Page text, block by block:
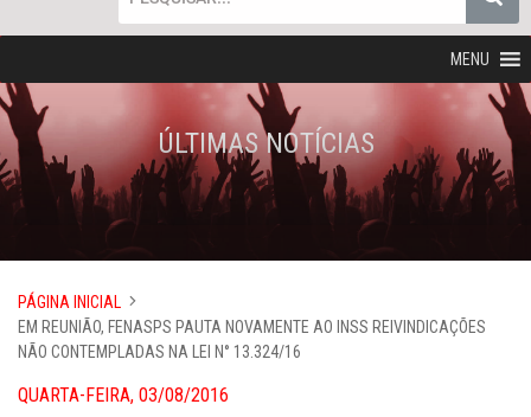
MENU
ÚLTIMAS NOTÍCIAS
PÁGINA INICIAL
EM REUNIÃO, FENASPS PAUTA NOVAMENTE AO INSS REIVINDICAÇÕES
NÃO CONTEMPLADAS NA LEI N° 13.324/16
QUARTA-FEIRA, 03/08/2016